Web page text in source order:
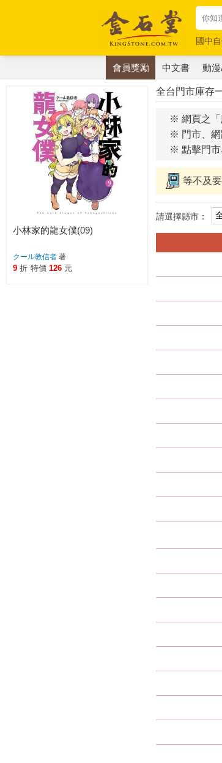
國中
唯紅
會員獎勵 中文書 動
全台門市庫存
※ 網頁之「
※ 門市、網
※ 點擊門市
等不及
請選擇縣市：
小林家的龍女僕(09)
クール教信者 著
9 折 特價 126 元